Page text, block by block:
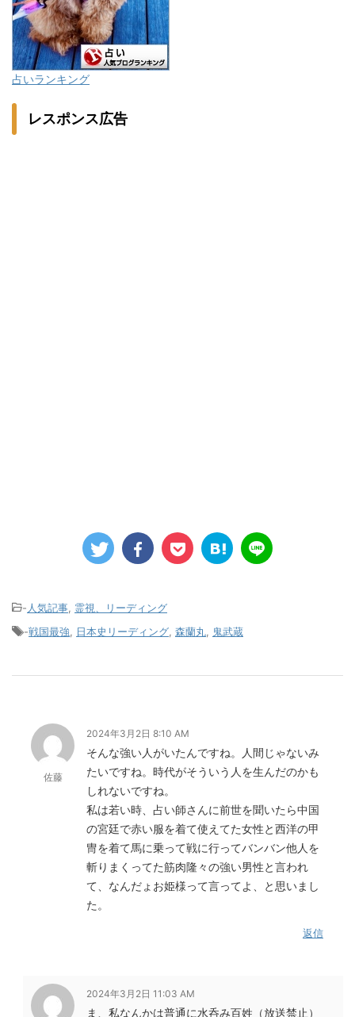
占いランキング
レスポンス広告
- 人気記事 霊視、リーディング
-戦国最強 日本史リーディング 森蘭丸 鬼武蔵
佐藤
2024年3月2日 8:10 AM
そんな強い人がいたんですね。人間じゃないみ
たいですね。時代がそういう人を生んだのかも
しれないですね。
私は若い時、占い師さんに前世を聞いたら中国
の宮廷で赤い服を着て使えてた女性と西洋の甲
冑を着て馬に乗って戦に行ってバンバン他人を
斬りまくってた筋肉隆々の強い男性と言われ
て、なんだょお姫様って言ってよ、と思いまし
た。
返信
2024年3月2日 11:03 AM
ま、私なんかは普通に水呑み百姓（放送禁止）